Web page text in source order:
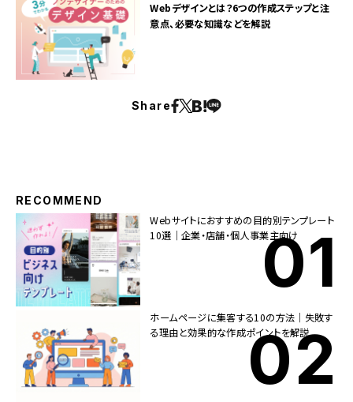
Webデザインとは？6つの作成ステップと注
意点、必要な知識などを解説
Share
RECOMMEND
Webサイトにおすすめの目的別テンプレート
10選｜企業・店舗・個人事業主向け
ホームページに集客する10の方法｜失敗す
る理由と効果的な作成ポイントを解説